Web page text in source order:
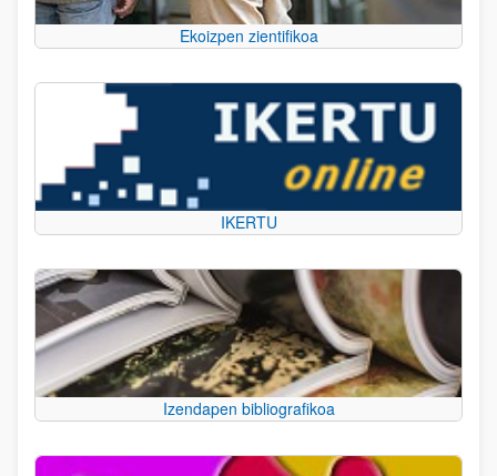
Ekoizpen zientifikoa
IKERTU
Izendapen bibliografikoa